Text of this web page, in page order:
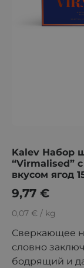
0,07 € / kg
Сверкающее
словно
бодрящий и
Kalev Набор
“Virmalised”
вкусом ягод
9,77 €